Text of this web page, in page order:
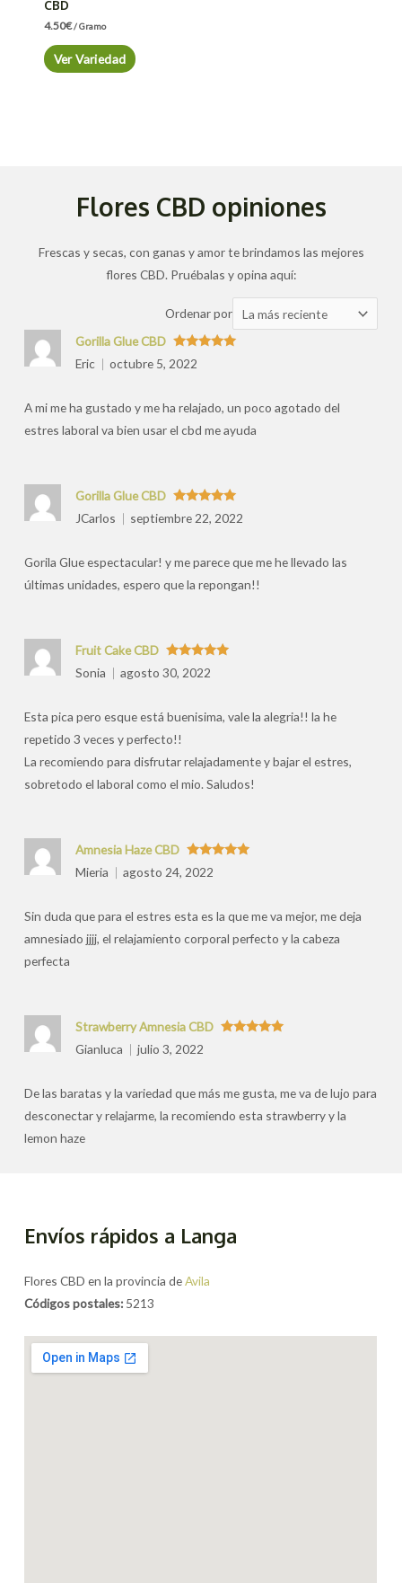
CBD
4.50€/ Gramo
Ver Variedad
Flores CBD opiniones
Frescas y secas, con ganas y amor te brindamos las mejores
flores CBD. Pruébalas y opina aquí:
Ordenar por Ordenar
las
Valorado
con
Gorilla Glue CBD
Eric
octubre 5, 2022
A mi me ha gustado y me ha relajado, un poco agotado del
estres laboral va bien usar el cbd me ayuda
Valorado
con5de 5
Gorilla Glue CBD
JCarlos
septiembre 22, 2022
Gorila Glue espectacular! y me parece que me he llevado las
últimas unidades, espero que la repongan!!
Valorado
con5de 5
Fruit Cake CBD
Sonia
agosto 30, 2022
Esta pica pero esque está buenisima, vale la alegria!! la he
repetido 3 veces y perfecto!!
La recomiendo para disfrutar relajadamente y bajar el estres,
sobretodo el laboral como el mio. Saludos!
Valorado
con5
Amnesia Haze CBD
Mieria
agosto 24, 2022
Sin duda que para el estres esta es la que me va mejor, me deja
amnesiado jjjj, el relajamiento corporal perfecto y la cabeza
perfecta
Strawberry Amnesia CBD
Gianluca
julio 3, 2022
De las baratas y la variedad que más me gusta, me va de lujo para
desconectar y relajarme, la recomiendo esta strawberry y la
lemon haze
Envíos rápidos a Langa
Flores CBD en la provincia deAvila
Códigos postales: 5213